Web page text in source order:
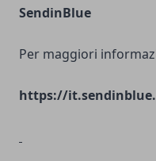
SendinBlue
Per maggiori
https://